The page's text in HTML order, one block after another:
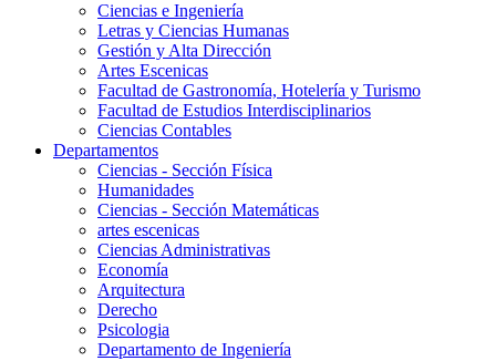
Ciencias e Ingeniería
Letras y Ciencias Humanas
Gestión y Alta Dirección
Artes Escenicas
Facultad de Gastronomía, Hotelería y Turismo
Facultad de Estudios Interdisciplinarios
Ciencias Contables
Departamentos
Ciencias - Sección Física
Humanidades
Ciencias - Sección Matemáticas
artes escenicas
Ciencias Administrativas
Economía
Arquitectura
Derecho
Psicologia
Departamento de Ingeniería